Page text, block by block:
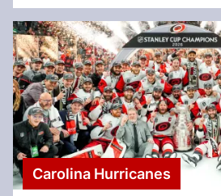
Carolina Hurricanes